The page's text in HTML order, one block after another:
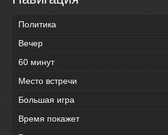
Политика
Вечер
60 минут
Место встречи
Большая игра
Время покажет